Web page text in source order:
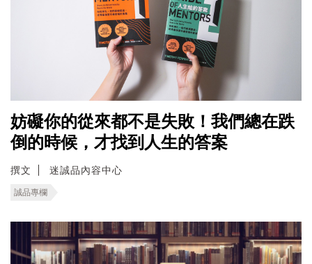
妨礙你的從來都不是失敗！我們總在跌
倒的時候，才找到人生的答案
撰文 迷誠品內容中心
誠品專欄